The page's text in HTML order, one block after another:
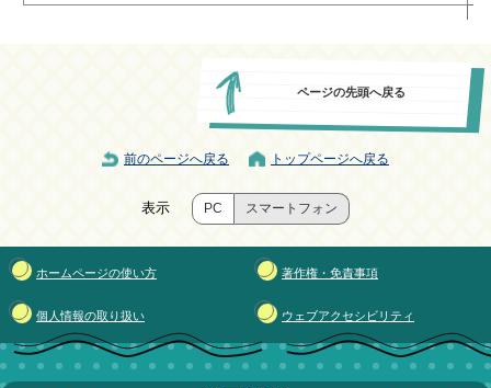
ページの先頭へ戻る
前のページへ戻る トップページへ戻る
表示 PC スマートフォン
ホームページの使い方 著作権・免責事項
個人情報の取り扱い ウェブアクセシビリティ